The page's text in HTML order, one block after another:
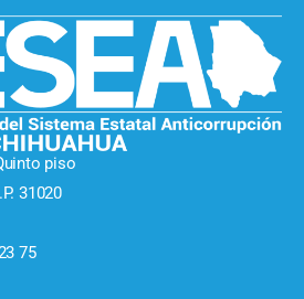
piso
31020
75